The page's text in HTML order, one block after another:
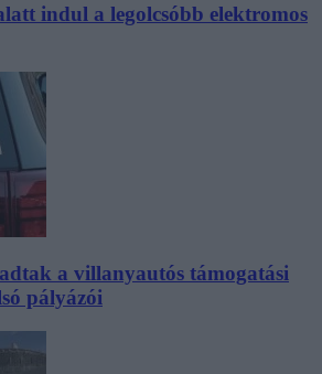
indul a legolcsóbb elektromos
a villanyautós támogatási
pályázói